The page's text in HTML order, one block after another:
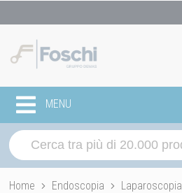
MENU
Home Endoscopia Laparoscopia